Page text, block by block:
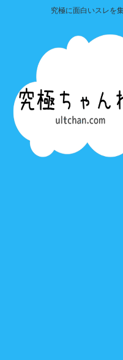
究極に面白いスレを